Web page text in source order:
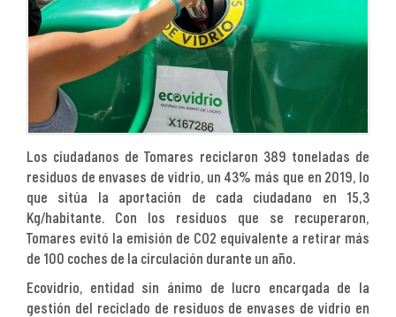
Los ciudadanos de Tomares reciclaron 389 toneladas de
residuos de envases de vidrio, un 43% más que en 2019, lo
que sitúa la aportación de cada ciudadano en 15,3
Kg/habitante. Con los residuos que se recuperaron,
Tomares evitó la emisión de CO2 equivalente a retirar más
de 100 coches de la circulación durante un año.
Ecovidrio, entidad sin ánimo de lucro encargada de la
gestión del reciclado de residuos de envases de vidrio en